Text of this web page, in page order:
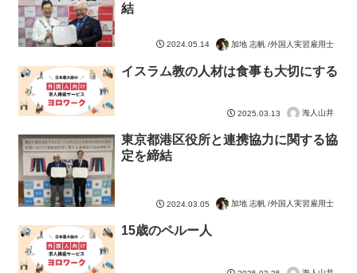
結
2024.05.14 加地 志帆 /外国人実習雇用士
イスラム教の人材は食事も大切にする
2025.03.13 海人山井
東京都港区役所と連携協力に関する協
定を締結
2024.03.05 加地 志帆 /外国人実習雇用士
15歳のペルー人